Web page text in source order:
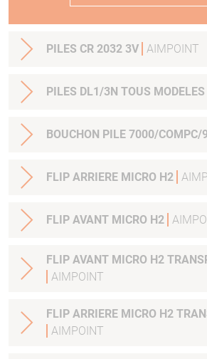
PILES CR 2032 3V AIMPOINT
BOUCHON PILE 7000/COMPC/
FLIP ARRIERE MICRO H2
FLIP AVANT MICRO H2
FLIP AVANT MICRO H2
AIMPOINT
FLIP ARRIERE MICRO H2
AIMPOINT